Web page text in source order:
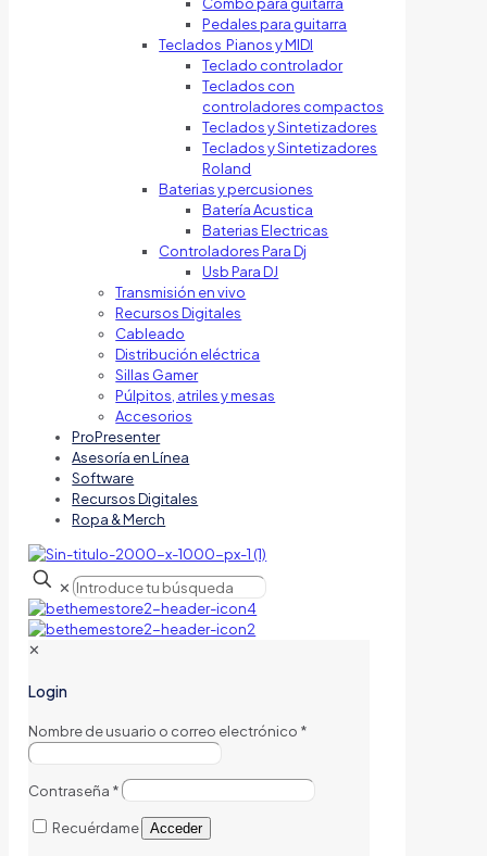
Pedales para guitarra
Teclados Pianos y MIDI
Teclado controlador
Teclados con
controladores compactos
Teclados y Sintetizadores
Teclados y Sintetizadores
Roland
Baterias y percusiones
Batería Acustica
Baterias Electricas
Controladores Para Dj
Usb Para DJ
Transmisión en vivo
Recursos Digitales
Cableado
Distribución eléctrica
Sillas Gamer
Púlpitos, atriles y mesas
Accesorios
ProPresenter
Asesoría en Línea
Software
Recursos Digitales
Ropa & Merch
✕
✕
Login
Nombre de usuario o correo electrónico *
Contraseña *
Recuérdame Acceder